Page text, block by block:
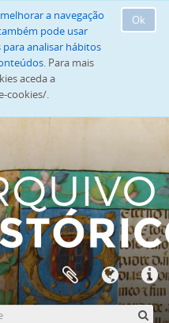
Ok
a navegação
pode usar
analisar hábitos
Para mais
aceda a
cookies/.